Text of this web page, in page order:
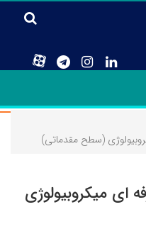
ای میکروبیولوژی